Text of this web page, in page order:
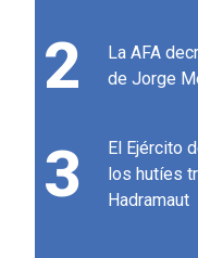
2
La AFA
de Jorge
3
El Ejército
los hutíes
Hadramaut